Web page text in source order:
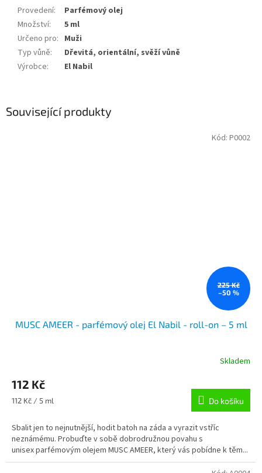
Související produkty
225 Kč
–50 %
MUSC AMEER - parfémový olej El Nabil - roll-on – 5 ml
Skladem
112 Kč
Měrná
112 Kč / 5 ml Do košíku
Sbalit jen to nejnutnější, hodit batoh na záda a vyrazit vstříc
neznámému. Probuďte v sobě dobrodružnou povahu s
unisex parfémovým olejem MUSC AMEER, který vás pobídne k těm...
Kód: P0002
Provedení:
Parfémový olej
Množství:
5 ml
Určeno pro: Muži
Typ vůně:
Dřevitá, orientální, svěží vůně
Výrobce: El Nabil